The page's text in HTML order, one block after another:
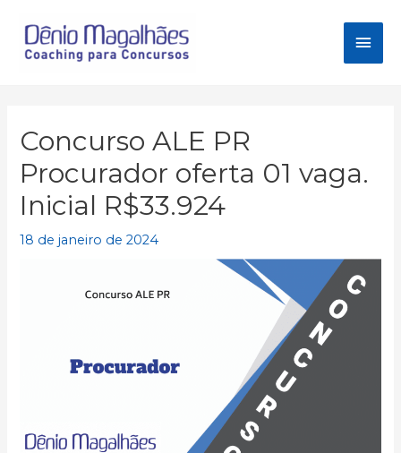
para
Concurso ALE PR
Procurador oferta 01 vaga.
Inicial R$33.924
18 de janeiro de 2024